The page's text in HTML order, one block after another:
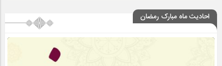
احادیث ماه مبارک رمضان